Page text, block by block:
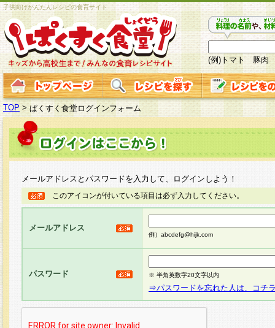
子供向けかんたんレシピの食育サイト
(例)トマト 豚肉
TOP > ぱくすく食堂ログインフォーム
メールアドレスとパスワードを入力して、ログインしよう！
このアイコンが付いている項目は必ず入力してください。
メールアドレス
例）abcdefg@hijk.com
パスワード ※ 半角英数字20文字以内
⇒パスワードを忘れた人は、コチ